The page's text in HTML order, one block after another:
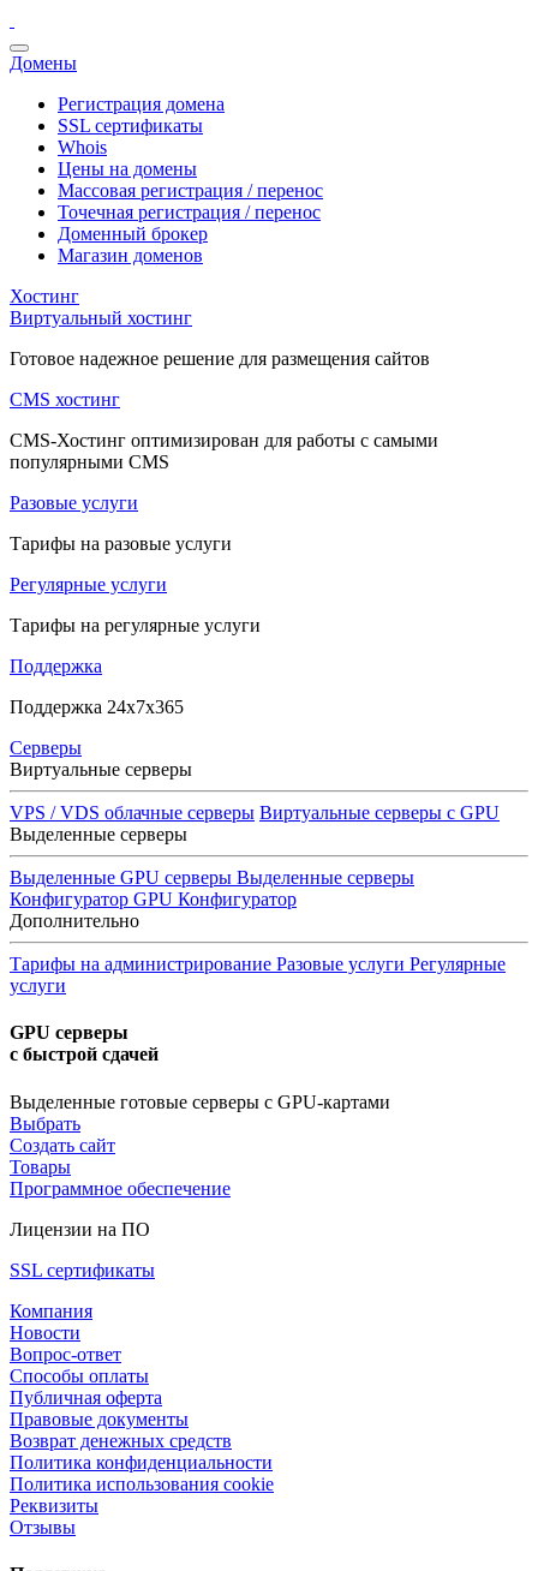
Домены
Регистрация домена
SSL сертификаты
Whois
Цены на домены
Массовая регистрация / перенос
Точечная регистрация / перенос
Доменный брокер
Магазин доменов
Хостинг
Виртуальный хостинг
Готовое надежное решение для размещения сайтов
CMS хостинг
CMS-Хостинг оптимизирован для работы с самыми
популярными CMS
Разовые услуги
Тарифы на разовые услуги
Регулярные услуги
Тарифы на регулярные услуги
Поддержка
Поддержка 24x7x365
Серверы
Виртуальные серверы
VPS / VDS облачные серверы Виртуальные серверы с GPU
Выделенные серверы
Выделенные GPU серверы Выделенные серверы
Конфигуратор GPU Конфигуратор
Дополнительно
Тарифы на администрирование Разовые услуги Регулярные
услуги
GPU серверы
с быстрой сдачей
Выделенные готовые серверы с GPU-картами
Выбрать
Создать сайт
Товары
Программное обеспечение
Лицензии на ПО
SSL сертификаты
Компания
Новости
Вопрос-ответ
Способы оплаты
Публичная оферта
Правовые документы
Возврат денежных средств
Политика конфиденциальности
Политика использования cookie
Реквизиты
Отзывы